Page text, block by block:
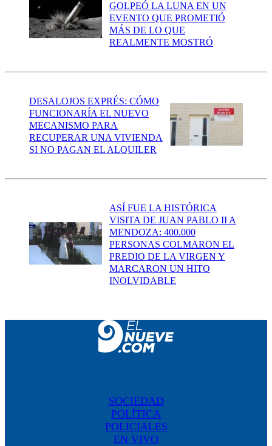
GOLPEÓ LA LUNA EN UN
EVENTO QUE PROMETIÓ
MÁS DE LO QUE
REALMENTE MOSTRÓ
DESALOJOS EXPRÉS: CÓMO
FUNCIONARÍA EL NUEVO
MECANISMO PARA
RECUPERAR UNA VIVIENDA
SI NO PAGAN EL ALQUILER
ASÍ FUE LA HISTÓRICA
VISITA DE JUAN PABLO II A
MENDOZA: 400.000
PERSONAS COLMARON EL
PREDIO DE LA VIRGEN Y
MARCARON UN HITO
INOLVIDABLE
SOCIEDAD
POLÍTICA
POLICIALES
EN VIVO